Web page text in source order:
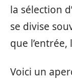
la sélection
se divise
que
Voici un